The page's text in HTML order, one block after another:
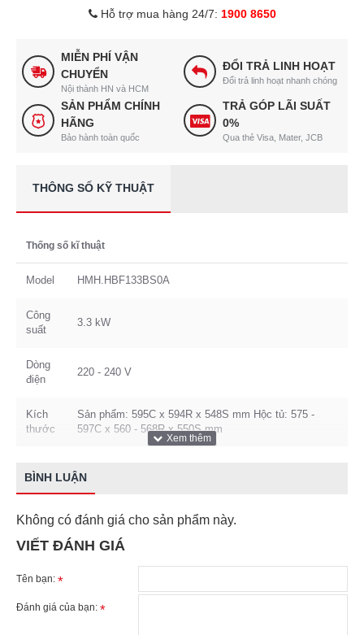
Hỗ trợ mua hàng 24/7: 1900 8650
MIỄN PHÍ VẬN
CHUYỂN
Nội thành HN và HCM
ĐỔI TRẢ LINH HOẠT
Đổi trả linh hoạt nhanh chóng
SẢN PHẨM CHÍNH
HÃNG
Bảo hành toàn quốc
TRẢ GÓP LÃI SUẤT
0%
Qua thẻ Visa, Mater, JCB
THÔNG SỐ KỸ THUẬT
Thống số kĩ thuật
Model HMH.HBF133BS0A
Công
suất
3.3 kW
Dòng
điện
220 - 240 V
Kích
thước
Sản phẩm: 595C x 594R x 548S mm Hộc tủ: 575 -
597C x 560 - 568R x 550S mm
BÌNH LUẬN
Không có đánh giá cho sản phẩm này.
VIẾT ĐÁNH GIÁ
Tên bạn:
Đánh giá của bạn: